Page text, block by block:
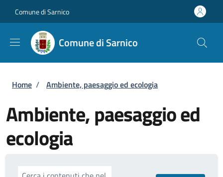
Comune di Sarnico
Comune di Sarnico
Briciole di pane
Home / Ambiente, paesaggio ed ecologia
Ambiente, paesaggio ed
ecologia